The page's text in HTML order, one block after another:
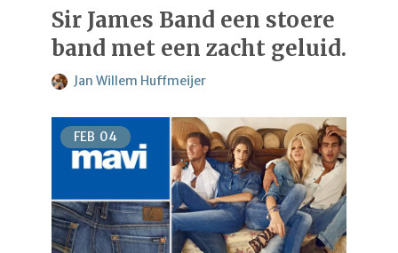
Sir James Band een stoere
band met een zacht geluid.
Jan Willem Huffmeijer
FEB 04